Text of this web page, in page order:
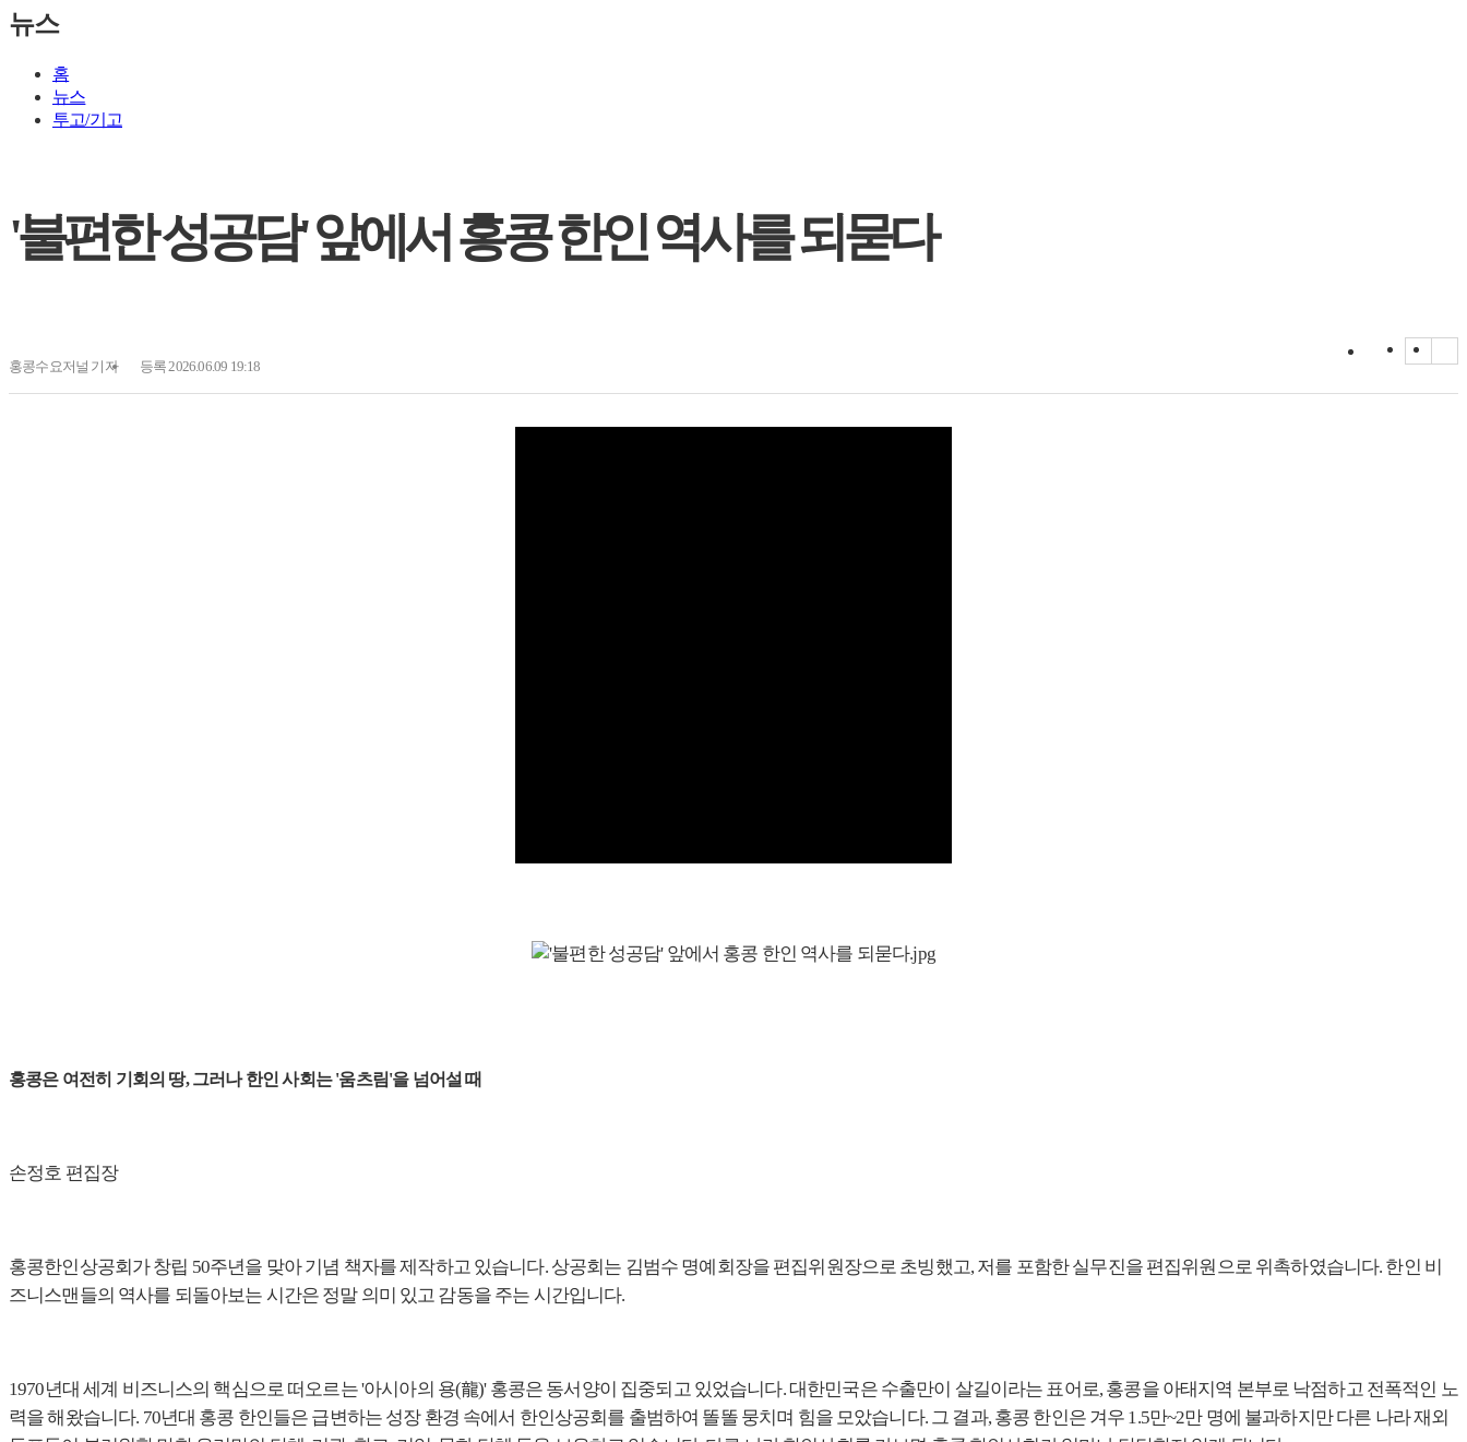
뉴스
홈
뉴스
투고/기고
'불편한 성공담' 앞에서 홍콩 한인 역사를 되묻다
홍콩수요저널 기자 등록 2026.06.09 19:18
홍콩은 여전히 기회의 땅, 그러나 한인 사회는 '움츠림'을 넘어설 때
손정호 편집장
홍콩한인상공회가 창립 50주년을 맞아 기념 책자를 제작하고 있습니다. 상공회는 김범수 명예회장을 편집위원장으로 초빙했고,저를 포함한 실무진을 편집위원으로 위촉하였습니다. 한인 비
즈니스맨들의 역사를 되돌아보는 시간은 정말 의미 있고 감동을 주는 시간입니다.
1970년대 세계 비즈니스의 핵심으로 떠오르는'아시아의 용(龍)' 홍콩은 동서양이 집중되고 있었습니다.대한민국은 수출만이 살길이라는 표어로,홍콩을 아태지역 본부로 낙점하고 전폭적인 노
력을 해왔습니다. 70년대 홍콩 한인들은 급변하는 성장 환경 속에서 한인상공회를 출범하여 똘똘 뭉치며 힘을 모았습니다. 그 결과,홍콩 한인은 겨우 1.5만~2만 명에 불과하지만 다른 나라 재외